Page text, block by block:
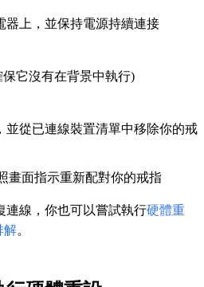
器上，並保持電源持續連接
保它沒有在背景中執行)
並從已連線裝置清單中移除你的戒
畫面指示重新配對你的戒指
連線，你也可以嘗試執行硬體重
解。